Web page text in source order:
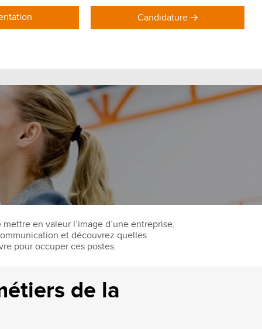
en valeur l’image d’une entreprise,
et découvrez quelles
pour occuper ces postes.
de la
Candidature
DOMAINES DE FORMATION
Formations Marketing
Formations Commerce
Formations Communication
Formations Achat Logistique